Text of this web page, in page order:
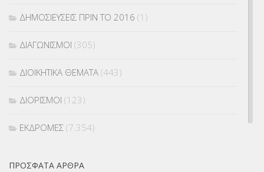
ΔΗΜΟΣΙΕΥΣΕΙΣ ΠΡΙΝ ΤΟ 2016 (1)
ΔΙΑΓΩΝΙΣΜΟΙ (305)
ΔΙΟΙΚΗΤΙΚΑ ΘΕΜΑΤΑ (443)
ΔΙΟΡΙΣΜΟΙ (123)
ΕΚΔΡΟΜΕΣ (7.354)
ΠΡΌΣΦΑΤΑ ΆΡΘΡΑ